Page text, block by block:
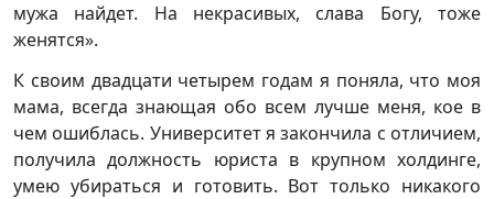
мужа найдет. На некрасивых, слава Богу, тоже
женятся».
К своим двадцати четырем годам я поняла, что моя
мама, всегда знающая обо всем лучше меня, кое в
чем ошиблась. Университет я закончила с отличием,
получила должность юриста в крупном холдинге,
умею убираться и готовить. Вот только никакого